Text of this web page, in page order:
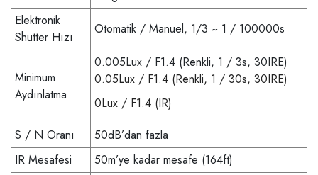
Elektronik
Shutter Hızı
Otomatik / Manuel, 1/3 ~ 1 / 100000s
Minimum
Aydınlatma
0.005Lux / F1.4 (Renkli, 1 / 3s, 30IRE)
0.05Lux / F1.4 (Renkli, 1 / 30s, 30IRE)
0Lux / F1.4 (IR)
S / N Oranı
50dB’dan fazla
IR Mesafesi
50m’ye kadar mesafe (164ft)